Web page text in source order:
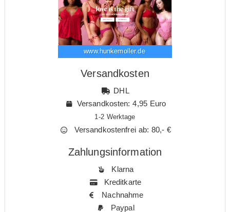
www.hunkemoller.de
Versandkosten
DHL
Versandkosten: 4,95 Euro
1-2 Werktage
Versandkostenfrei ab: 80,- €
Zahlungsinformation
Klarna
Kreditkarte
Nachnahme
Paypal